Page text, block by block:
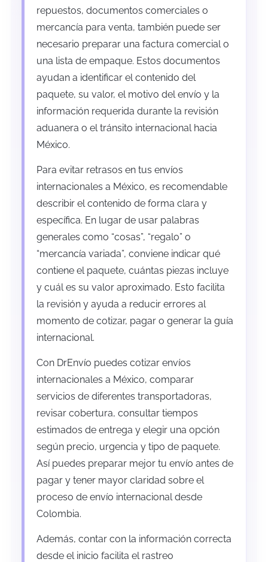
repuestos, documentos comerciales o
mercancía para venta, también puede ser
necesario preparar una factura comercial o
una lista de empaque. Estos documentos
ayudan a identificar el contenido del
paquete, su valor, el motivo del envío y la
información requerida durante la revisión
aduanera o el tránsito internacional hacia
México.
Para evitar retrasos en tus envíos
internacionales a México, es recomendable
describir el contenido de forma clara y
específica. En lugar de usar palabras
generales como “cosas”, “regalo” o
“mercancía variada”, conviene indicar qué
contiene el paquete, cuántas piezas incluye
y cuál es su valor aproximado. Esto facilita
la revisión y ayuda a reducir errores al
momento de cotizar, pagar o generar la guía
internacional.
Con DrEnvío puedes cotizar envíos
internacionales a México, comparar
servicios de diferentes transportadoras,
revisar cobertura, consultar tiempos
estimados de entrega y elegir una opción
según precio, urgencia y tipo de paquete.
Así puedes preparar mejor tu envío antes de
pagar y tener mayor claridad sobre el
proceso de envío internacional desde
Colombia.
Además, contar con la información correcta
desde el inicio facilita el rastreo